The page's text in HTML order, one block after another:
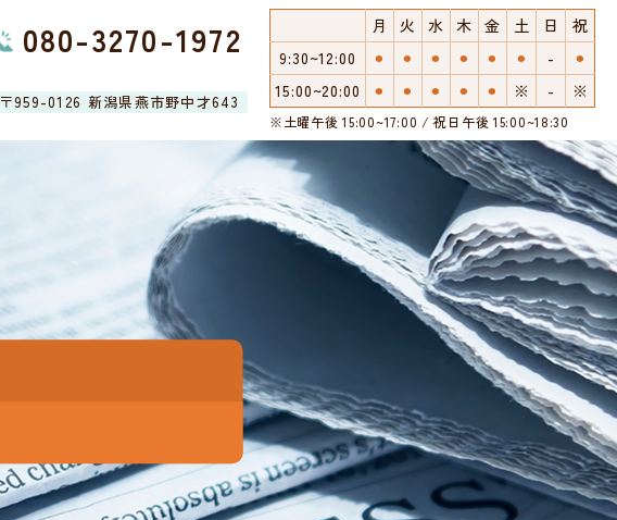
080-3270-1972
〒959-0126 新潟県燕市野中才643
月 火 水 木 金 土 日
祝
9:30~12:00
⚫︎ ⚫︎ ⚫︎ ⚫︎ ⚫︎ ⚫︎ -
⚫︎
15:00~20:00
⚫︎ ⚫︎ ⚫︎ ⚫︎ ⚫︎ ※ - ※
※土曜午後 15:00~17:00 / 祝日午後 15:00~18:30